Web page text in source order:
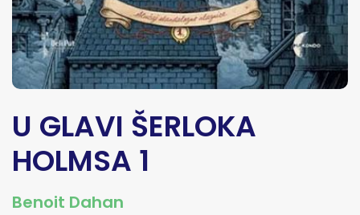
U GLAVI ŠERLOKA
HOLMSA 1
Benoit Dahan